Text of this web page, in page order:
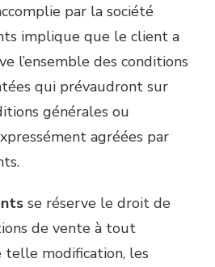
par la société
implique que le client a
l’ensemble des conditions
qui prévaudront sur
générales ou
agréées par
se réserve le droit de
de vente à tout
telle modification, les